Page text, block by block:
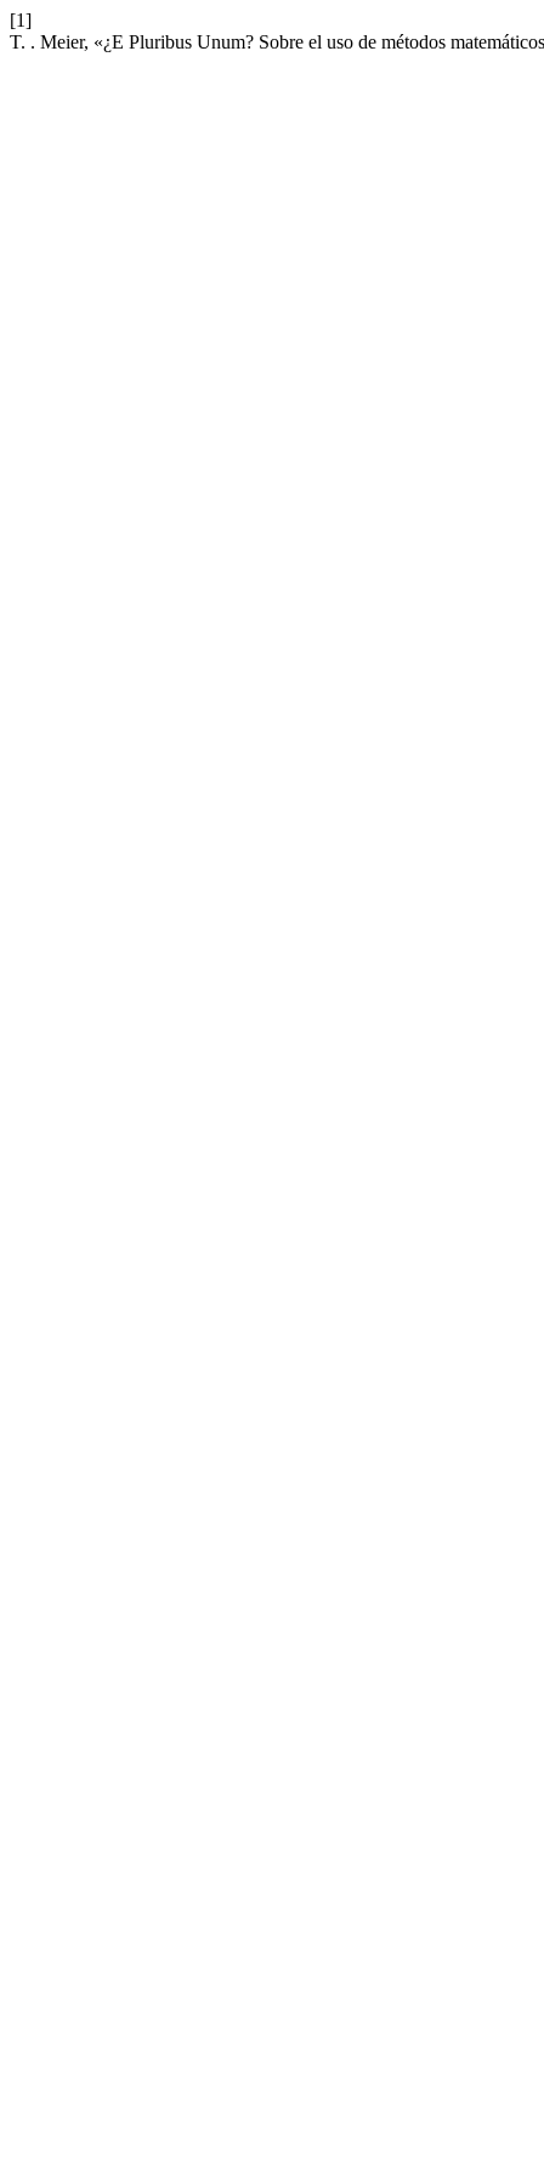
[1]
T. . Meier, «¿E Pluribus Unum? Sobre el uso de métodos